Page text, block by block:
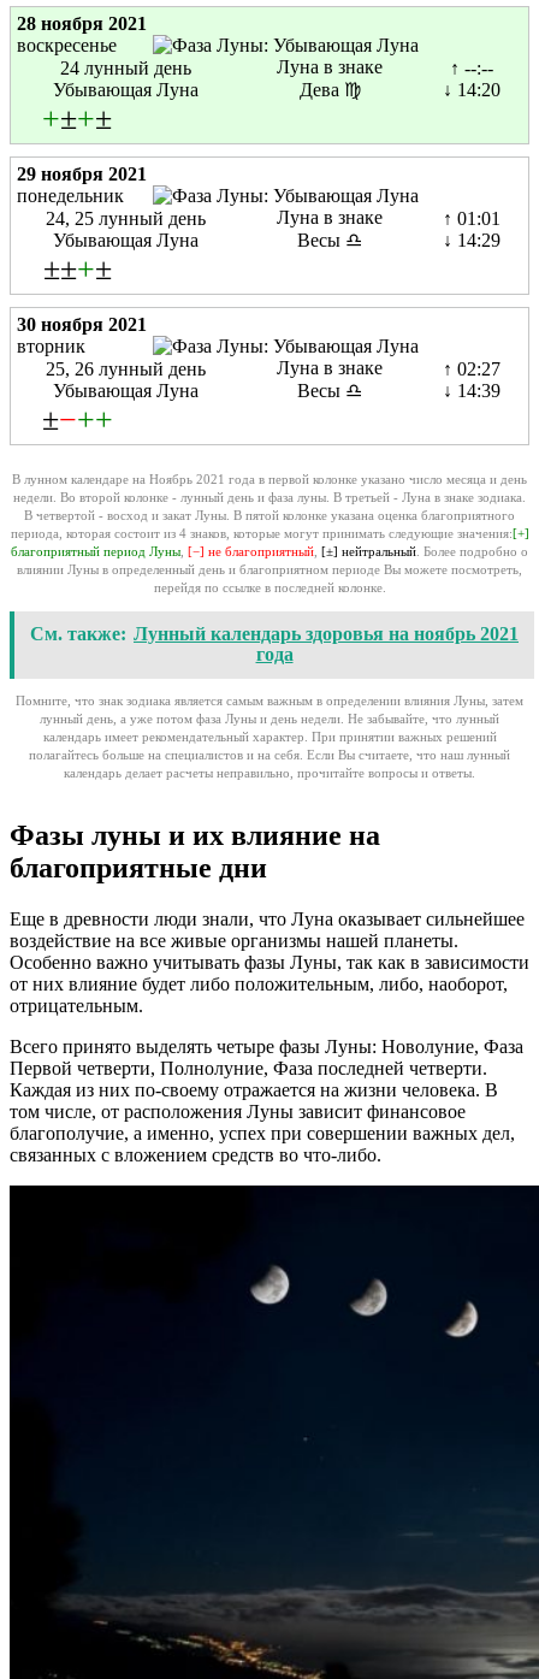
28 ноября 2021
воскресенье
24 лунный день
Убывающая Луна
Луна в знаке
Дева ♍
↑ --:--
↓ 14:20
+±+±
29 ноября 2021
понедельник
24, 25 лунный день
Убывающая Луна
Луна в знаке
Весы ♎
↑ 01:01
↓ 14:29
±±+±
30 ноября 2021
вторник
25, 26 лунный день
Убывающая Луна
Луна в знаке
Весы ♎
↑ 02:27
↓ 14:39
±−++
В лунном календаре на Ноябрь 2021 года в первой колонке указано число месяца и день
недели. Во второй колонке - лунный день и фаза луны. В третьей - Луна в знаке зодиака.
В четвертой - восход и закат Луны. В пятой колонке указана оценка благоприятного
периода, которая состоит из 4 знаков, которые могут принимать следующие значения:[+]
благоприятный период Луны, [−] не благоприятный, [±] нейтральный. Более подробно о
влиянии Луны в определенный день и благоприятном периоде Вы можете посмотреть,
перейдя по ссылке в последней колонке.
См. также: Лунный календарь здоровья на ноябрь 2021
года
Помните, что знак зодиака является самым важным в определении влияния Луны, затем
лунный день, а уже потом фаза Луны и день недели. Не забывайте, что лунный
календарь имеет рекомендательный характер. При принятии важных решений
полагайтесь больше на специалистов и на себя. Если Вы считаете, что наш лунный
календарь делает расчеты неправильно, прочитайте вопросы и ответы.
Фазы луны и их влияние на
благоприятные дни
Еще в древности люди знали, что Луна оказывает сильнейшее
воздействие на все живые организмы нашей планеты.
Особенно важно учитывать фазы Луны, так как в зависимости
от них влияние будет либо положительным, либо, наоборот,
отрицательным.
Всего принято выделять четыре фазы Луны: Новолуние, Фаза
Первой четверти, Полнолуние, Фаза последней четверти.
Каждая из них по-своему отражается на жизни человека. В
том числе, от расположения Луны зависит финансовое
благополучие, а именно, успех при совершении важных дел,
связанных с вложением средств во что-либо.